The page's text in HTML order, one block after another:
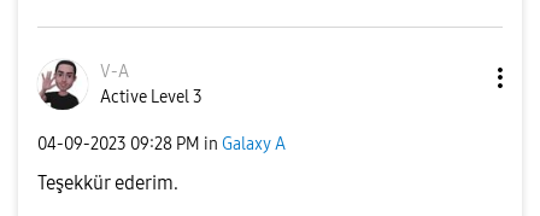
V-A
Active Level 3
‎04-09-2023 09:28 PM in Galaxy A
Teşekkür ederim.